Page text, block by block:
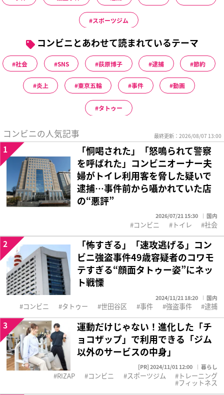
スポーツジム
コンビニとあわせて読まれているテーマ
社会 SNS 荻原博子 逮捕 節約
炎上 東京五輪 事件 動画
タトゥー
コンビニの人気記事 最終更新：2026/08/07 13:00
「恫喝された」「怒鳴られて警察
を呼ばれた」コンビニオーナー夫
婦がトイレ利用客を脅した疑いで
逮捕…事件前から囁かれていた店
の“悪評”
2026/07/21 15:30 国内
1
コンビニ トイレ 社会
「怖すぎる」「速攻逃げる」コン
ビニ強盗事件49歳容疑者のコワモ
テすぎる“顔面タトゥー姿”にネッ
ト戦慄
2024/11/21 18:20 国内
2
コンビニ タトゥー 世田谷区 事件 強盗事件 逮捕
運動だけじゃない！進化した「チ
ョコザップ」で利用できる「ジム
以外のサービスの中身」
[PR] 2024/11/01 12:00 暮らし
3
RIZAP コンビニ スポーツジム トレーニング
フィットネス